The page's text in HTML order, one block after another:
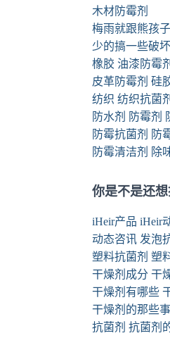
木材防霉剂
梅雨就跟熊孩
少的搞一些破坏
橡胶 油漆防霉剂
皮革防霉剂 硅
纺织 纺织抗菌剂
防水剂
防霉剂
防霉抗菌剂
防
防霉清洁剂 除
你是不是还
iHeir产品 iHeir
动态咨讯 发泡
塑料抗菌剂 塑
干燥剂成分 干
干燥剂有哪些
干燥剂的那些事
抗菌剂 抗菌剂